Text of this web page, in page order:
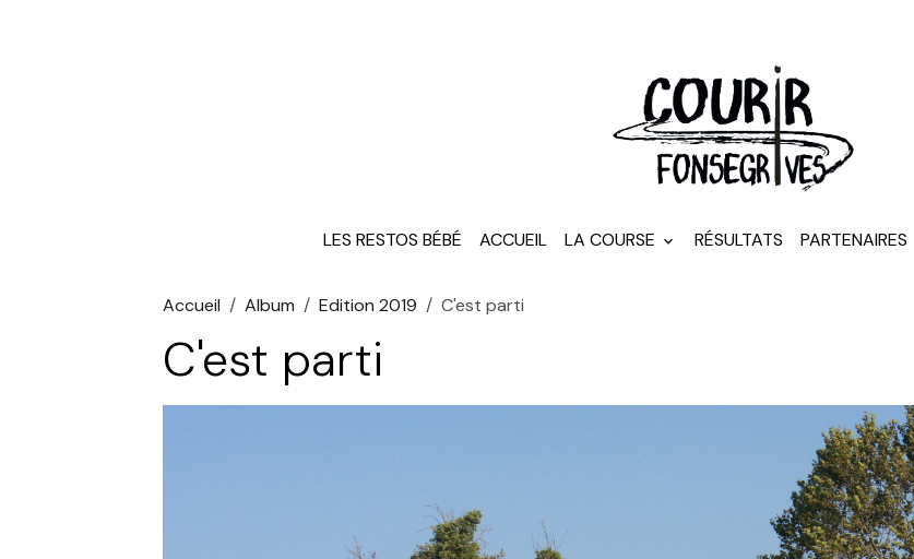
LES RESTOS BÉBÉ ACCUEIL LA COURSE RÉSULTATS PARTENAIRES
Accueil Album Edition 2019 C'est parti
C'est parti